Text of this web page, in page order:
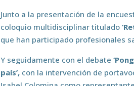
Junto a la presentación de la
coloquio multidisciplinar titulado
que han participado profesionales
Y seguidamente con el debate
país’, con la intervención de